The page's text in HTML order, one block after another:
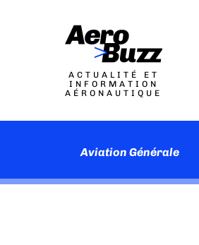
ACTUALITÉ ET
INFORMATION
AÉRONAUTIQUE
Aviation Générale